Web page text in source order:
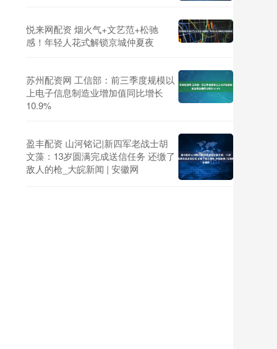
悦来网配资 烟火气+文艺范+松驰
感！年轻人花式解锁京城仲夏夜
苏州配资网 工信部：前三季度规模以
上电子信息制造业增加值同比增长
10.9%
盈丰配资 山河铭记|新四军老战士胡
文藻：13岁圆满完成送信任务 还缴了
敌人的枪_大皖新闻 | 安徽网